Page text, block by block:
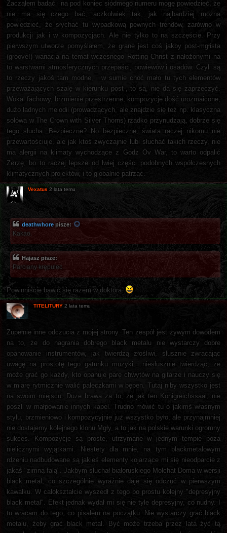
Zacząłem badać i na pod koniec siódmego numeru mogę powiedzieć, że
nie ma się czego bać, aczkolwiek tak, jak najbardziej można
powiedzieć, że słychać tu wypadkową pewnych trendów, zarówno w
produkcji jak i w kompozycjach. Ale nie tylko to na szczęście. Przy
pierwszym utworze pomyślałem, że grane jest coś jakby post-mgłista
(groove!) wariacja na temat wczesnego Rotting Christ z nałożonymi na
to warstwami atmosferycznych przepaści, powiewów i osadów. Czyli są
to rzeczy jakoś tam modne, i w sumie choć mało tu tych elementów
przeważających szalę w kierunku post-, to są, nie da się zaprzeczyć.
Wokal fachowy, brzmienie przestrzenne, kompozycje dość urozmaicone,
dużo ładnych melodii (prowadzących, ale znajdzie się też np. klasyczna
solówa w The Crown with Silver Thorns) rzadko przynudzają, dobrze się
tego słucha. Bezpieczne? No bezpieczne, świata raczej nikomu nie
przewartościuje, ale jak ktoś zwyczajnie lubi słuchać takich rzeczy, nie
ma alergii na klimaty wychodzące z Godz Ov War, to warto odpalić
Zørzę, bo to raczej lepsze od lwiej części podobnych współczesnych
klimatycznych projektów, i to globalnie patrząc.
Vexatus 2 lata temu
deathwhore pisze:
Kakao.
Hajasz pisze:
Parciany krępulec.
Powinniście bawić się razem w doktora.
TITELITURY 2 lata temu
Zupełnie inne odczucia z mojej strony. Ten zespół jest żywym dowodem
na to, że do nagrania dobrego black metalu nie wystarczy dobre
opanowanie instrumentów, jak twierdzą złośliwi, słusznie zwracając
uwagę na prostotę tego gatunku muzyki i niesłusznie twierdząc, że
może grać go każdy, kto opanuje parę chwytów na gitarze i nauczy się
w miarę rytmicznie walić pałeczkami w bęben. Tutaj niby wszystko jest
na swoim miejscu. Duże brawa za to, że jak ten Konigreichssaal, nie
poszli w małpowanie innych kapel. Trudno mówić tu o jakimś własnym
stylu, brzmieniowo i kompozycyjnie już wszystko było, ale przynajmniej
nie dostajemy kolejnego klonu Mgły, a to jak na polskie warunki ogromny
sukces. Kompozycje są proste, utrzymane w jednym tempie poza
nielicznymi wyjątkami. Niestety dla mnie, na tym blackmetalowym
rdzeniu nadbudowane są jakieś elementy kojarzące mi się nieodparcie z
jakąś "zimną falą". Jakbym słuchał białoruskiego Molchat Doma w wersji
black metal, co szczególnie wyraźnie daje się odczuć w pierwszym
kawałku. W całokształcie wyszedł z tego po prostu kolejny "depresyjny
black metal". Efekt jednak wydał mi się nie tyle depresyjny, co nudny. I
tu wracam do tego, co pisałem na początku. Nie wystarczy grać black
metalu, żeby grać black metal. Być może trzeba przez lata żyć tą